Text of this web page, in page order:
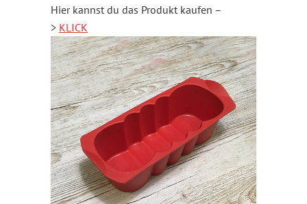
Hier kannst du das Produkt kaufen –
> KLICK